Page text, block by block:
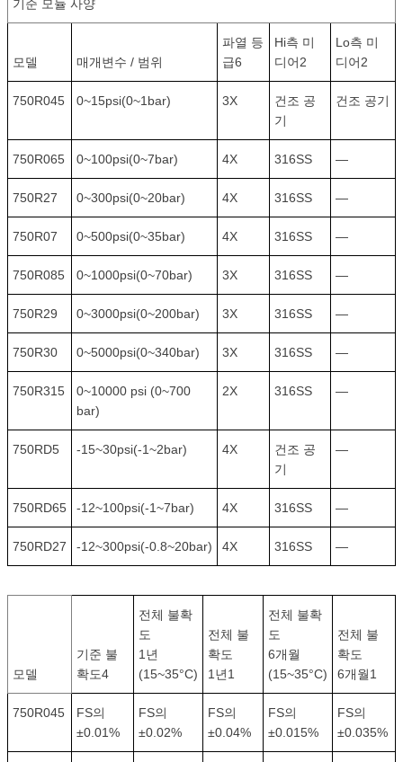
기준 모듈 사양
모델 매개변수 / 범위
파열 등
급6
Hi측 미
디어2
Lo측 미
디어2
750R045 0~15psi(0~1bar) 3X
건조 공
기
건조 공기
750R065 0~100psi(0~7bar) 4X 316SS —
750R27 0~300psi(0~20bar) 4X 316SS —
750R07 0~500psi(0~35bar) 4X 316SS —
750R085 0~1000psi(0~70bar) 3X 316SS —
750R29 0~3000psi(0~200bar) 3X 316SS —
750R30 0~5000psi(0~340bar) 3X 316SS —
750R315
0~10000 psi (0~700
bar)
2X 316SS —
750RD5 -15~30psi(-1~2bar) 4X
건조 공
기
—
750RD65 -12~100psi(-1~7bar) 4X 316SS —
750RD27 -12~300psi(-0.8~20bar) 4X 316SS —
모델
기준 불
확도4
전체 불확
도
1년
(15~35°C)
전체 불
확도
1년1
전체 불확
도
6개월
(15~35°C)
전체 불
확도
6개월1
750R045
FS의
±0.01%
FS의
±0.02%
FS의
±0.04%
FS의
±0.015%
FS의
±0.035%